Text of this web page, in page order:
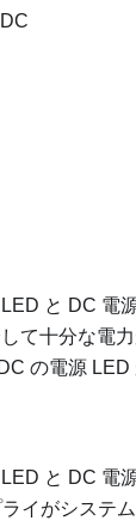
と DC 電
て十分な電
の電源 LED
と DC 電
イがシステ